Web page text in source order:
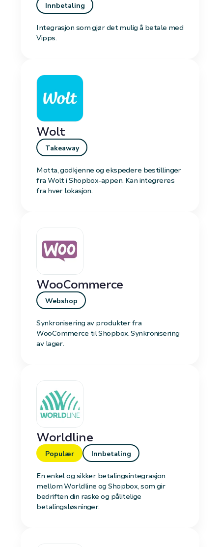
Innbetaling
Integrasjon som gjør det mulig å betale med
Vipps.
Wolt
Takeaway
Motta, godkjenne og ekspedere bestillinger
fra Wolt i Shopbox-appen. Kan integreres
fra hver lokasjon.
WooCommerce
Webshop
Synkronisering av produkter fra
WooCommerce til Shopbox. Synkronisering
av lager.
Worldline
Populær Innbetaling
En enkel og sikker betalingsintegrasjon
mellom Worldline og Shopbox, som gir
bedriften din raske og pålitelige
betalingsløsninger.